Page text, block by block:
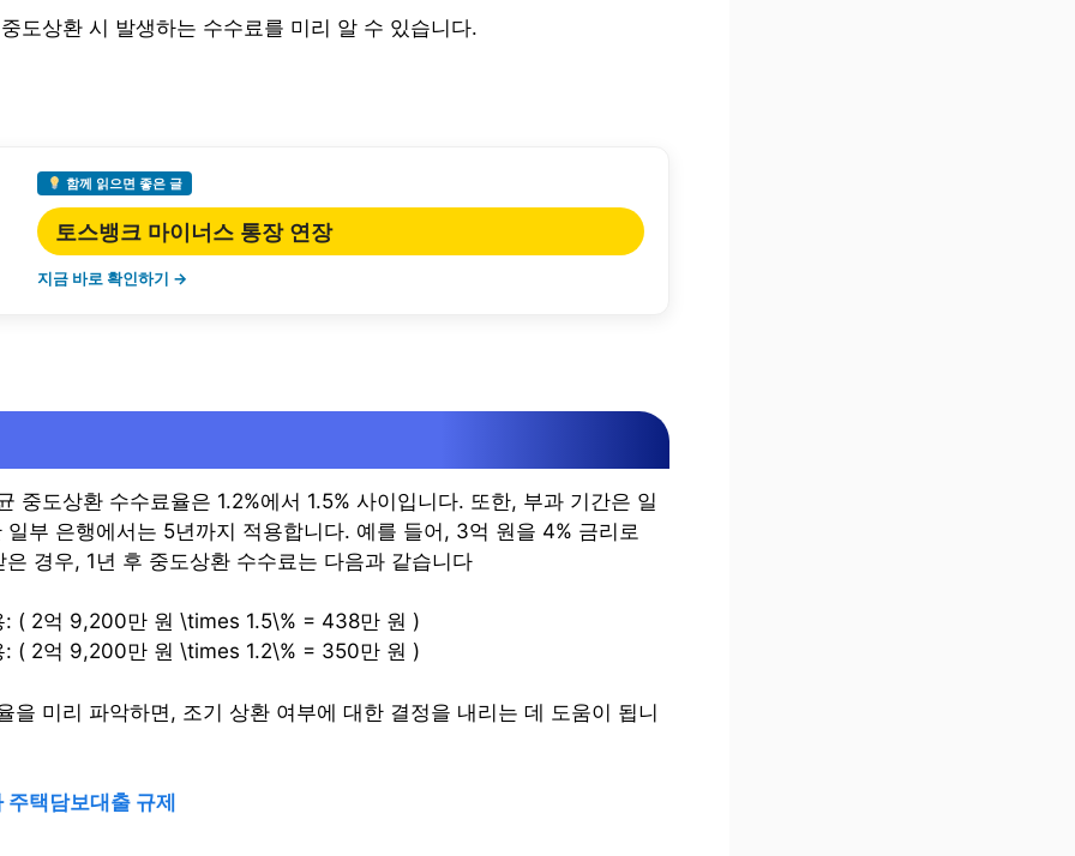
도상환 시 발생하는 수수료를 미리 알 수 있습니다.
함께 읽으면 좋은 글
토스뱅크 마이너스 통장 연장
지금 바로 확인하기 →
중도상환 수수료율은 1.2%에서 1.5% 사이입니다. 또한, 부과 기간은 일
일부 은행에서는 5년까지 적용합니다. 예를 들어, 3억 원을 4% 금리로
경우, 1년 후 중도상환 수수료는 다음과 같습니다
: ( 2억 9,200만 원 \times 1.5\% = 438만 원 )
: ( 2억 9,200만 원 \times 1.2\% = 350만 원 )
을 미리 파악하면, 조기 상환 여부에 대한 결정을 내리는 데 도움이 됩니
택담보대출 규제